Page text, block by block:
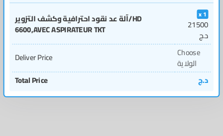
آلة عد نقود احترافية وكشف التزوير/HD
6600,AVEC ASPIRATEUR TKT
1
21500
د.ج
Deliver Price
Choose
الولاية
Total Price
د.ج